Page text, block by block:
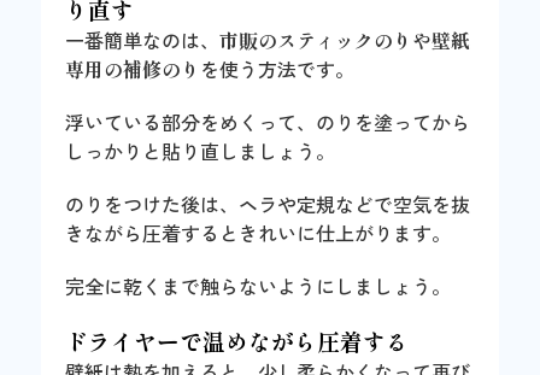
り直す
一番簡単なのは、市販のスティックのりや壁紙
専用の補修のり を使う方法です。
浮いている部分をめくって、のりを塗ってから
しっかりと貼り直しましょう。
のりをつけた後は、ヘラや定規などで空気を抜
きながら圧着するときれいに仕上がります。
完全に乾くまで触らないようにしましょう。
ドライヤーで温めながら圧着する